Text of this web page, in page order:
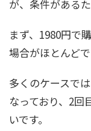
が、条件がある
まず、1980円で
場合がほとんどで
多くのケースで
なっており、2
いです。